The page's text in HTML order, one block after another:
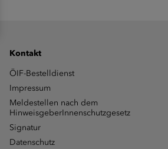
Kontakt
ÖIF-Bestelldienst
Impressum
Meldestellen nach dem
HinweisgeberInnenschutzgesetz
Signatur
Datenschutz